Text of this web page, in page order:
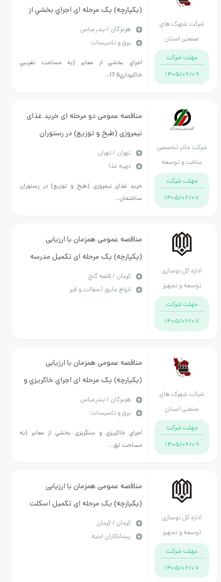
شرکت شهرک های
صنعتی استان
هرمزگان
مهلت شرکت
1405/06/09
(یکپارچه) یک مرحله ای اجراي بخشي از
معابر و كانال هاي آب هاي سطحي و
هدايت سيلاب شهرك صنعتي خليج
فارس به مدت 12 ماه شمسي
هرمزگان / بندرعباس
برق و تاسیسات
اجراي بخشي از معابر (به مساحت تقريبي
خاكبرداري17.6...
شرکت مادر تخصصی
ساخت و توسعه
زیربناهای حمل و نقل
مهلت شرکت
1405/06/07
مناقصه عمومی دو مرحله ای خرید غذای
نیمروزی (طبخ و توزیع) در رستوران
ساختمان ظفر.
تهران / تهران
تهیه غذا
خرید غذای نیمروزی (طبخ و توزیع) در رستوران
ساختمان...
اداره کل نوسازی
توسعه و تجهیز
مدارس استان کرمان
مهلت شرکت
1405/06/07
مناقصه عمومی همزمان با ارزیابی
(یکپارچه) یک مرحله ای تکمیل مدرسه
الزهرا تمگران قلعه گنج
كرمان / قلعه گنج
انواع عایق آسفالت و قیر
شرکت شهرک های
صنعتی استان
هرمزگان
مهلت شرکت
1405/06/09
مناقصه عمومی همزمان با ارزیابی
(یکپارچه) یک مرحله ای اجراي خاكريزي و
سنگريزي بخشي از معابر شهرك صنعتي
خليج فارس به مدت 12 ماه شمسي
هرمزگان / بندرعباس
برق و تاسیسات
اجراي خاكريزي و سنگريزي بخشي از معابر (به
مساحت تق...
اداره کل نوسازی
توسعه و تجهیز
مدارس استان کرمان
مهلت شرکت
1405/06/07
مناقصه عمومی همزمان با ارزیابی
(یکپارچه) یک مرحله ای تکمیل اسکلت
سازه ای ساختمان آموزشی مدرسه شهدا
فرهنگیان زریسف کرمان
كرمان / کرمان
پیمانکاران ابنیه